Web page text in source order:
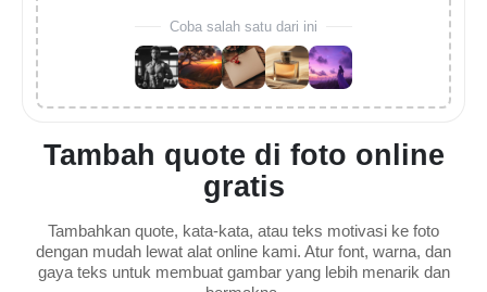
Tambah quote di foto online
gratis
Tambahkan quote, kata-kata, atau teks motivasi ke foto
dengan mudah lewat alat online kami. Atur font, warna, dan
gaya teks untuk membuat gambar yang lebih menarik dan
Coba salah satu dari ini